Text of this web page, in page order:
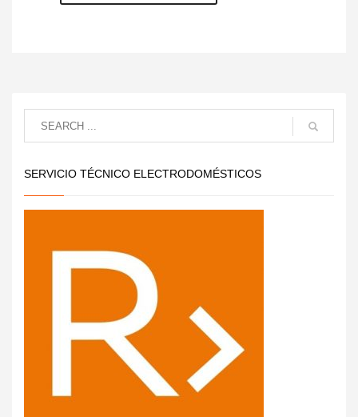
SERVICIO TÉCNICO ELECTRODOMÉSTICOS